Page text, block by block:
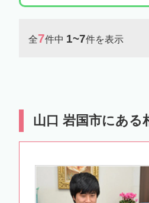
全7件中 1~7件を表示
山口 岩国市にある